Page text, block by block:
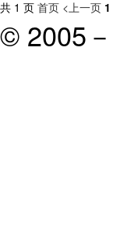
共 1 页 首页 <上一页 1
© 2005－